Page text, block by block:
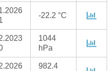
-22.2 °C
1044
hPa
982.4